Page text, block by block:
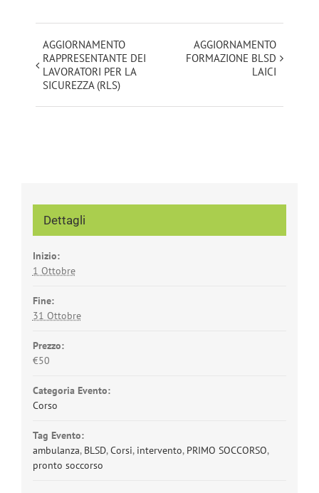
Evento
Navigation
AGGIORNAMENTO
RAPPRESENTANTE DEI
LAVORATORI PER LA
SICUREZZA (RLS)
AGGIORNAMENTO
FORMAZIONE BLSD
LAICI
Dettagli
Inizio:
1 Ottobre
Fine:
31 Ottobre
Prezzo:
€50
Categoria Evento:
Corso
Tag Evento:
ambulanza, BLSD,Corsi, intervento, PRIMO SOCCORSO,
pronto soccorso